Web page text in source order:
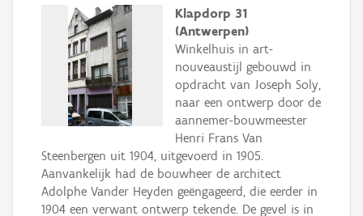
Klapdorp 31
(Antwerpen)
Winkelhuis in art-
nouveaustijl gebouwd in
opdracht van Joseph Soly,
naar een ontwerp door de
aannemer-bouwmeester
Henri Frans Van
Steenbergen uit 1904, uitgevoerd in 1905.
Aanvankelijk had de bouwheer de architect
Adolphe Vander Heyden geëngageerd, die eerder in
1904 een verwant ontwerp tekende. De gevel is in